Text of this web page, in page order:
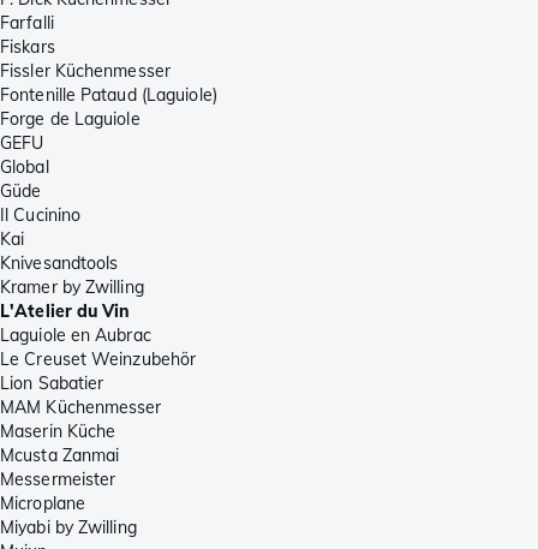
Farfalli
Fiskars
Fissler Küchenmesser
Fontenille Pataud (Laguiole)
Forge de Laguiole
GEFU
Global
Güde
Il Cucinino
Kai
Knivesandtools
Kramer by Zwilling
L'Atelier du Vin
Laguiole en Aubrac
Le Creuset Weinzubehör
Lion Sabatier
MAM Küchenmesser
Maserin Küche
Mcusta Zanmai
Messermeister
Microplane
Miyabi by Zwilling